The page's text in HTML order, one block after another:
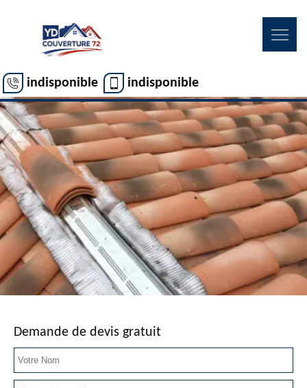
indisponible indisponible
Demande de devis gratuit